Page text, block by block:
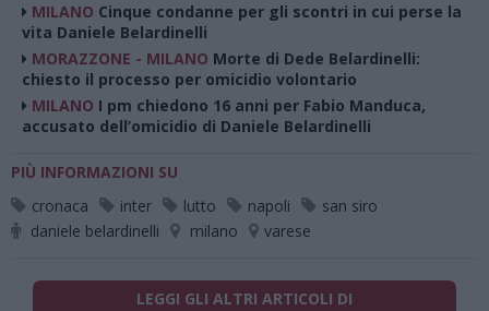
MILANO Cinque condanne per gli scontri in cui perse la
vita Daniele Belardinelli
MORAZZONE - MILANO Morte di Dede Belardinelli:
chiesto il processo per omicidio volontario
MILANO I pm chiedono 16 anni per Fabio Manduca,
accusato dell’omicidio di Daniele Belardinelli
PIÙ INFORMAZIONI SU
cronaca
inter lutto napoli
san siro
daniele belardinelli
milano varese
LEGGI GLI ALTRI ARTICOLI DI